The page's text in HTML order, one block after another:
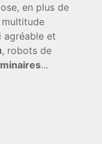
en plus de
agréable et
, robots de
...